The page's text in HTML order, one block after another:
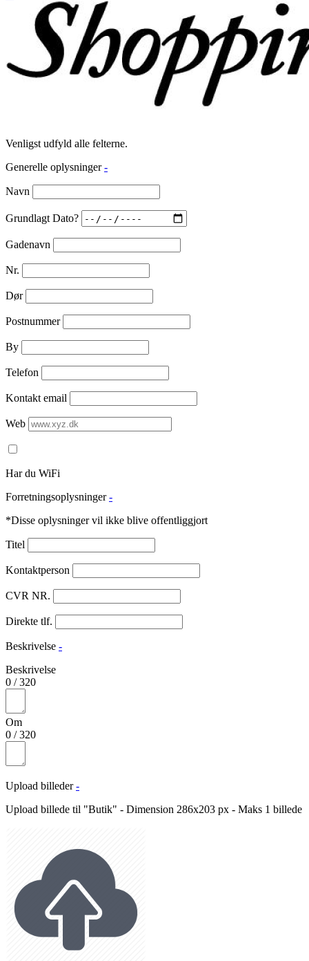
Venligst udfyld alle felterne.
Generelle oplysninger -
Navn
Grundlagt Dato?
Gadenavn
Nr.
Dør
Postnummer
By
Telefon
Kontakt email
Web
Har du WiFi
Forretningsoplysninger -
*Disse oplysninger vil ikke blive offentliggjort
Titel
Kontaktperson
CVR NR.
Direkte tlf.
Beskrivelse -
Beskrivelse
0 /320
Om
0 /320
Upload billeder -
Upload billede til "Butik" - Dimension 286x203 px - Maks 1 billede